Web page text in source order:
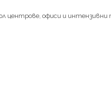
центрове, офиси и